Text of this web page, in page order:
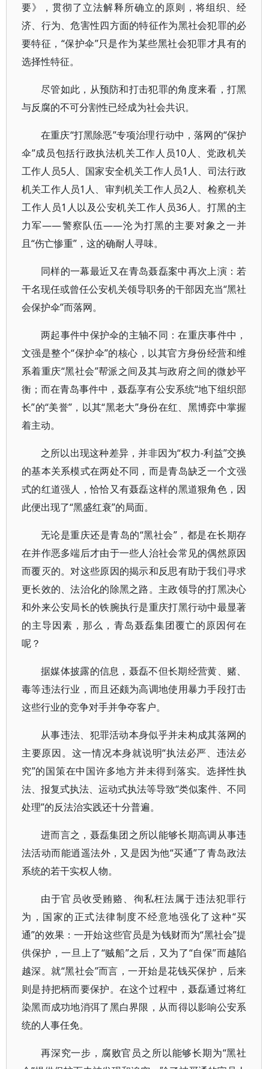
要》，贯彻了立法解释所确立的原则，将组织、经
济、行为、危害性四方面的特征作为黑社会犯罪的必
要特征，“保护伞”只是作为某些黑社会犯罪才具有的
选择性特征。
尽管如此，从预防和打击犯罪的角度来看，打黑
与反腐的不可分割性已经成为社会共识。
在重庆“打黑除恶”专项治理行动中，落网的“保护
伞”成员包括行政执法机关工作人员10人、党政机关
工作人员5人、国家安全机关工作人员1人、司法行政
机关工作人员1人、审判机关工作人员2人、检察机关
工作人员1人以及公安机关工作人员36人。打黑的主
力军——警察队伍——沦为打黑的主要对象之一并
且“伤亡惨重”，这的确耐人寻味。
同样的一幕最近又在青岛聂磊案中再次上演：若
干名现任或曾任公安机关领导职务的干部因充当“黑社
会保护伞”而落网。
两起事件中保护伞的主轴不同：在重庆事件中，
文强是整个“保护伞”的核心，以其官方身份经营和维
系着重庆“黑社会”帮派之间及其与政府之间的微妙平
衡；而在青岛事件中，聂磊享有公安系统“地下组织部
长”的“美誉”，以其“黑老大”身份在红、黑博弈中掌握
着主动。
之所以出现这种差异，并非因为“权力-利益”交换
的基本关系模式在两处不同，而是青岛缺乏一个文强
式的红道强人，恰恰又有聂磊这样的黑道狠角色，因
此便出现了“黑盛红衰”的局面。
无论是重庆还是青岛的“黑社会”，都是在长期存
在并作恶多端后才由于一些人治社会常见的偶然原因
而覆灭的。对这些原因的揭示和反思有助于我们寻求
更长效的、法治化的除黑之路。主政领导的打黑决心
和外来公安局长的铁腕执行是重庆打黑行动中最显著
的主导因素，那么，青岛聂磊集团覆亡的原因何在
呢？
据媒体披露的信息，聂磊不但长期经营黄、赌、
毒等违法行业，而且还颇为高调地使用暴力手段打击
这些行业的竞争对手并争夺客户。
从事违法、犯罪活动本身似乎并未构成其落网的
主要原因。这一情况本身就说明“执法必严、违法必
究”的国策在中国许多地方并未得到落实。选择性执
法、报复式执法、运动式执法等导致“类似案件、不同
处理”的反法治实践还十分普遍。
进而言之，聂磊集团之所以能够长期高调从事违
法活动而能逍遥法外，又是因为他“买通”了青岛政法
系统的若干实权人物。
由于官员收受贿赂、徇私枉法属于违法犯罪行
为，国家的正式法律制度不经意地强化了这种“买
通”的效果：一开始这些官员是为钱财而为“黑社会”提
供保护，一旦上了“贼船”之后，又为了“自保”而越陷
越深。就“黑社会”而言，一开始是花钱买保护，后来
则是持把柄而要保护。在这个过程中，聂磊通过将红
染黑而成功地消弭了黑白界限，从而得以影响公安系
统的人事任免。
再深究一步，腐败官员之所以能够长期为“黑社